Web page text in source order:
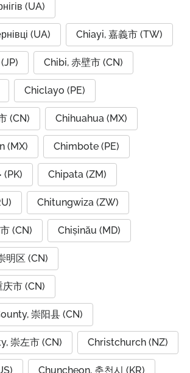
(UA)
(UA) Chiayi, 嘉義市 (TW)
Chibi, 赤壁市 (CN)
Chiclayo (PE)
(CN) Chihuahua (MX)
(MX) Chimbote (PE)
Chiniot, چنیوٹ (PK) Chipata (ZM)
Chitungwiza (ZW)
(CN) Chișinău (MD)
明区 (CN)
市 (CN)
崇阳县 (CN)
崇左市 (CN) Christchurch (NZ)
Chuncheon, 춘천시 (KR)